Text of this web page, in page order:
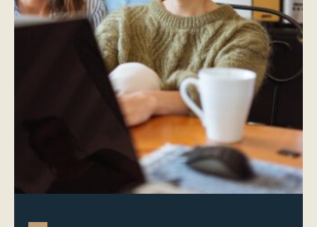
da biste deo obaveza koji se tiče pisanja
saopštenja, poslovne prepiske, reklamnih
sadržaja, kao i prevođenja dokumenata,
rado prepustili nekome ko se bavi –
REČIMA. Za sve navedene usluge, bez
dvoumljenja se možete obratiti Uredniku.